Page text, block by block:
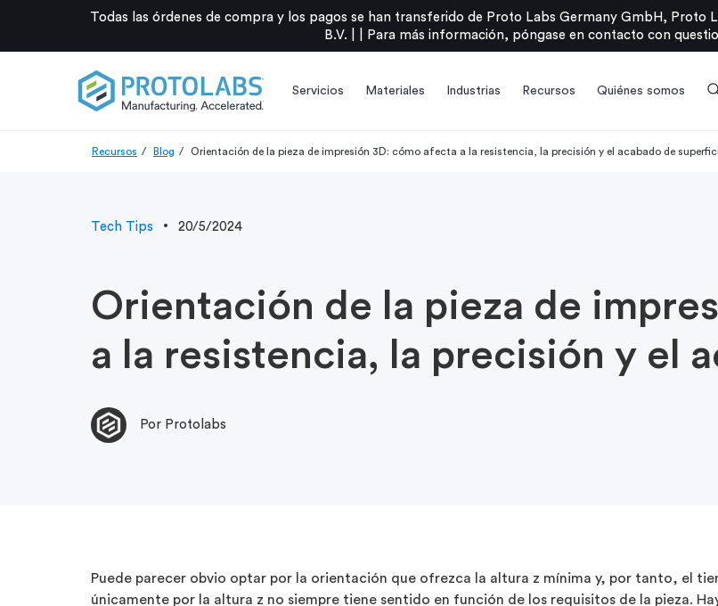
Todas las órdenes de compra y los pagos se han transferido de Proto Labs Germany GmbH, Proto
B.V. |
Para más información, póngase en contacto con
Servicios Materiales Industrias Recursos Quiénes somos
Recursos Blog Orientación de la pieza de impresión 3D: cómo afecta a la resistencia, la precisión y el acabado de
Tech Tips 20/5/2024
Orientación de la pieza de
a la resistencia, la precisión y el
Por Protolabs
Puede parecer obvio optar por la orientación que ofrezca la altura z mínima y, por tanto, el
únicamente por la altura z no siempre tiene sentido en función de los requisitos de la pieza.